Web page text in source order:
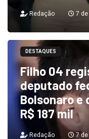
Redação 7
DESTAQUES
Filho 04
deputado
Bolsonaro e
R$ 187 mil
Redação 7 de